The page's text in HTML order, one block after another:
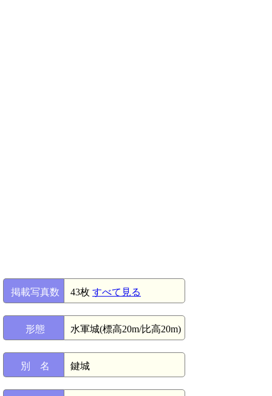
掲載写真数 43枚 すべて見る
形態 水軍城(標高20m/比高20m)
別 名 鍵城